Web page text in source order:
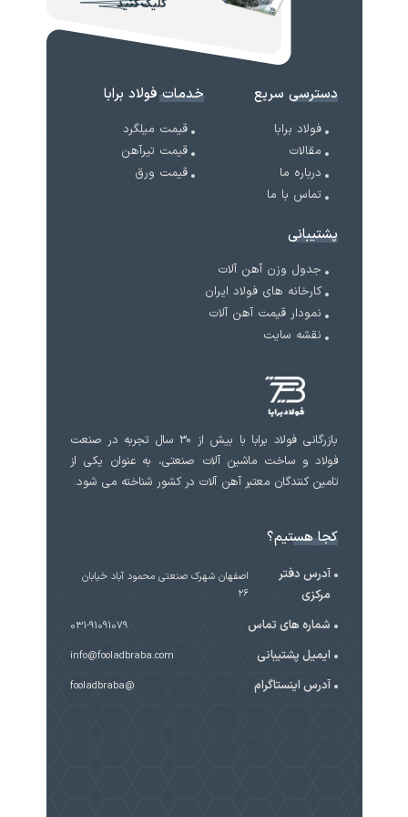
کلیک کنید
دسترسی سریع
فولاد برابا
مقالات
درباره ما
تماس با ما
خدمات فولاد برابا
قیمت میلگرد
قیمت تیرآهن
قیمت ورق
پشتیبانی
جدول وزن آهن آلات
کارخانه های فولاد ایران
نمودار قیمت آهن آلات
نقشه سایت
بازرگانی فولاد برابا با بیش از 30 سال تجربه در صنعت
فولاد و ساخت ماشین آلات صنعتی، به عنوان یکی از
تامین کنندگان معتبر آهن آلات در کشور شناخته می شود.
کجا هستیم؟
آدرس دفتر
مرکزی
اصفهان شهرک صنعتی محمود آباد خیابان
۲۶
شماره های تماس 031-91091079
ایمیل پشتیبانی info@fooladbraba.com
آدرس اینستاگرام @fooladbraba